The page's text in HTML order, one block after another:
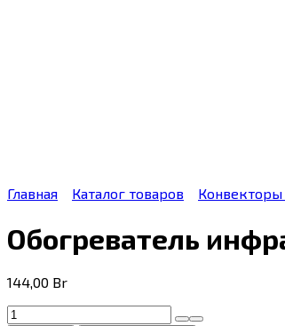
Главная Каталог товаров Конвекторы
Обогреватель
144,00 Br
Количество